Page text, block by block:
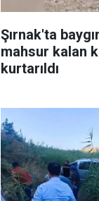
Şırnak'ta
mahsur kalan
kurtarıldı